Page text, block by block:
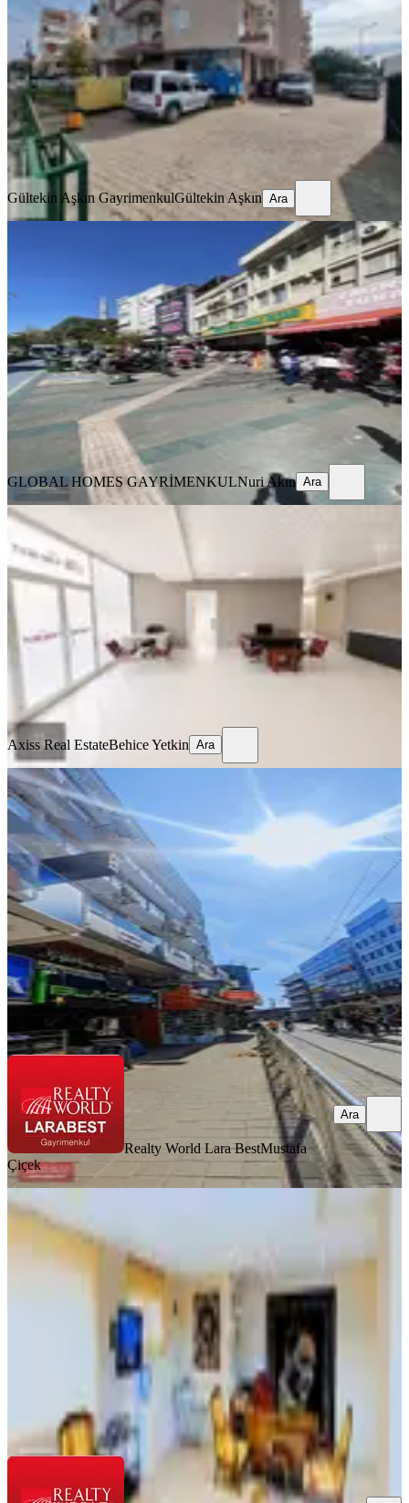
Muratpaşa, Sedir Mahallesi
2 Oda·65 m²·Düz Giriş (Zemin)·28.03.2026
4.250.000 ₺
Gültekin Aşkın Gayrimenkul
Gültekin Aşkın GayrimenkulGültekin Aşkın Ara
Elmalı Mahallesinde Satılık Cadde
Üzeri Geniş Kullanımlı Dükkan
Muratpaşa, Elmalı Mahallesi
2 Oda·300 m²·Düz Giriş (Zemin)·02.04.2026
29.500.000 ₺
GLOBAL HOMES GAYRİMENKUL Nuri Akın
GLOBAL HOMES GAYRİMENKULNuri Akın Ara
Satılık Dükkan 600m2 Kızılarık
Muratpaşa, Kızılarık Mahallesi
582 m² ·Düz Giriş (Zemin) ·30.04.2026
6.500.000 ₺
Axiss Real Estate
Ara
Axiss Real EstateBehice Yetkin Ara
Şehrin Merkezi Balbey'de Göçer
İşhanı'nda Satılık Ofis
Muratpaşa, Balbey Mahallesi
2 Oda·20 m²
1.600.000 ₺
Realty World Lara BestMustafa Çiçek
Ara
Realty World Lara BestMustafa
Çiçek
Ara
Muratpaşa, Gençlik Mahallesi
·240 m²· Düz Giriş (Zemin)·13.05.2026
42.000.000 ₺
Realty World Lara BestMustafa Çiçek